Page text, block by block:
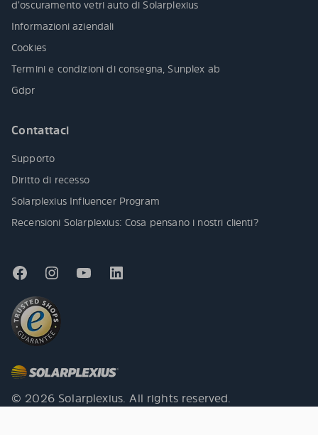
d’oscuramento vetri auto di Solarplexius
Informazioni aziendali
Cookies
Termini e condizioni di consegna, Sunplex ab
Gdpr
Contattaci
Supporto
Diritto di recesso
Solarplexius Influencer Program
Recensioni Solarplexius: Cosa pensano i nostri clienti?
© 2026 Solarplexius. All rights reserved.